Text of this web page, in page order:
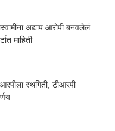
अद्याप आरोपी बनवलेलं
माहिती
स्थगिती, टीआरपी